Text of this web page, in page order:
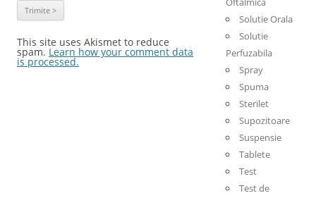
This site uses Akismet to reduce
spam. Learn how your comment data
is processed.
Solutie Orala
Solutie
Perfuzabila
Spray
Spuma
Sterilet
Supozitoare
Suspensie
Tablete
Test
Test de